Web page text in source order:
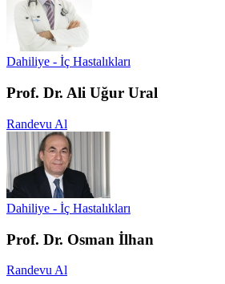
Dahiliye - İç Hastalıkları
Prof. Dr. Ali Uğur Ural
Randevu Al
Dahiliye - İç Hastalıkları
Prof. Dr. Osman İlhan
Randevu Al